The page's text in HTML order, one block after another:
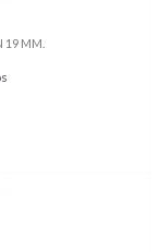
19 MM.